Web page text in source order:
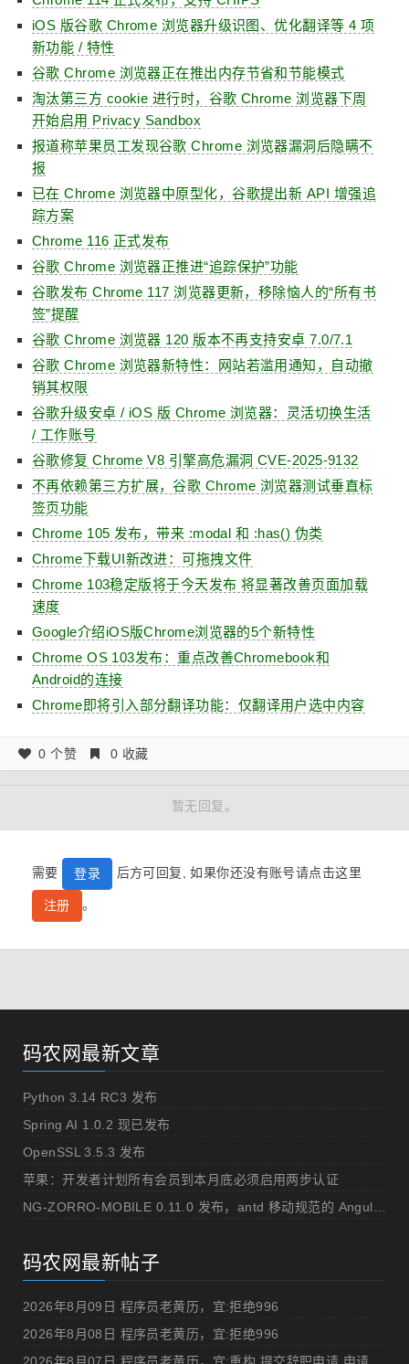
iOS 版谷歌 Chrome 浏览器升级识图、优化翻译等 4 项
新功能 / 特性
谷歌 Chrome 浏览器正在推出内存节省和节能模式
淘汰第三方 cookie 进行时，谷歌 Chrome 浏览器下周
开始启用 Privacy Sandbox
报道称苹果员工发现谷歌 Chrome 浏览器漏洞后隐瞒不
报
已在 Chrome 浏览器中原型化，谷歌提出新 API 增强追
踪方案
Chrome 116 正式发布
谷歌 Chrome 浏览器正推进“追踪保护”功能
谷歌发布 Chrome 117 浏览器更新，移除恼人的“所有书
签”提醒
谷歌 Chrome 浏览器 120 版本不再支持安卓 7.0/7.1
谷歌 Chrome 浏览器新特性：网站若滥用通知，自动撤
销其权限
谷歌升级安卓 / iOS 版 Chrome 浏览器：灵活切换生活
/ 工作账号
谷歌修复 Chrome V8 引擎高危漏洞 CVE-2025-9132
不再依赖第三方扩展，谷歌 Chrome 浏览器测试垂直标
签页功能
Chrome 105 发布，带来 :modal 和 :has() 伪类
Chrome下载UI新改进：可拖拽文件
Chrome 103稳定版将于今天发布 将显著改善页面加载
速度
Google介绍iOS版Chrome浏览器的5个新特性
Chrome OS 103发布：重点改善Chromebook和
Android的连接
Chrome即将引入部分翻译功能：仅翻译用户选中内容
0 个赞 0 收藏
暂无回复。
需要 登录 后方可回复, 如果你还没有账号请点击这里
注册 。
码农网最新文章
Python 3.14 RC3 发布
Spring AI 1.0.2 现已发布
OpenSSL 3.5.3 发布
苹果：开发者计划所有会员到本月底必须启用两步认证
码农网最新帖子
2026年8月09日 程序员老黄历，宜:拒绝996
2026年8月08日 程序员老黄历，宜:拒绝996